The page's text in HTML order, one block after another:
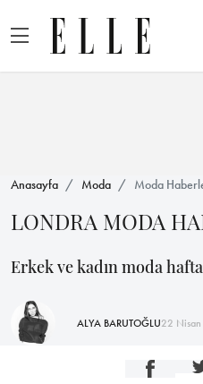
Anasayfa Moda Moda
LONDRA MODA
Erkek ve kadın moda
ALYA BARUTOĞLU22